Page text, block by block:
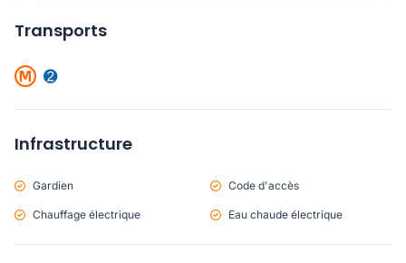
Transports
Infrastructure
Gardien Code d'accès
Chauffage électrique Eau chaude électrique